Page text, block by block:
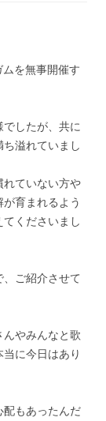
を無事開催す
したが、共に
溢れていまし
ていない方や
育まれるよう
くださいまし
ご紹介させて
んやみんなと歌
に今日はあり
配もあったんだ